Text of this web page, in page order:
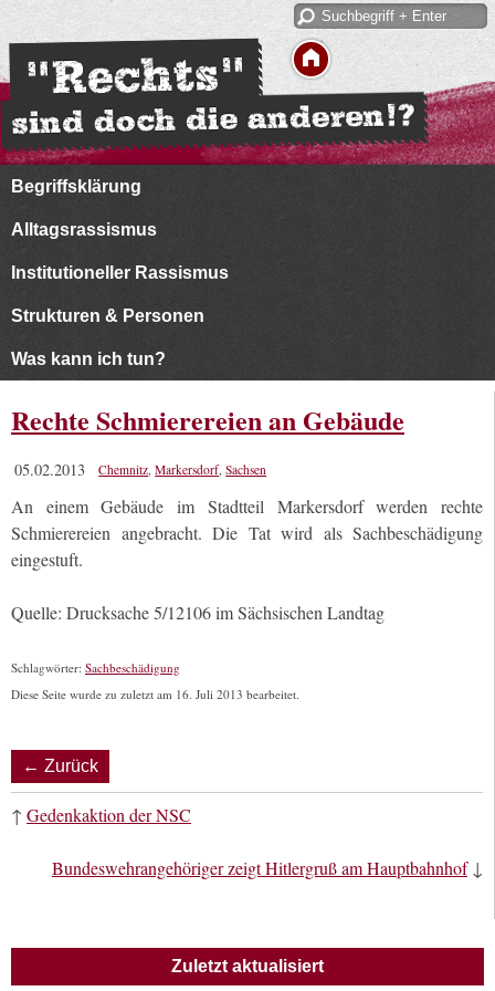
Begriffsklärung
Alltagsrassismus
Institutioneller Rassismus
Strukturen & Personen
Was kann ich tun?
Rechte Schmierereien an Gebäude
05.02.2013 Chemnitz,Markersdorf,Sachsen
An einem Gebäude im Stadtteil Markersdorf werden rechte
Schmierereien angebracht. Die Tat wird als Sachbeschädigung
eingestuft.
Quelle: Drucksache 5/12106 im Sächsischen Landtag
Schlagwörter: Sachbeschädigung
Diese Seite wurde zu zuletzt am 16. Juli 2013 bearbeitet.
← Zurück
↑ Gedenkaktion der NSC
Bundeswehrangehöriger zeigt Hitlergruß am Hauptbahnhof↓
Zuletzt aktualisiert